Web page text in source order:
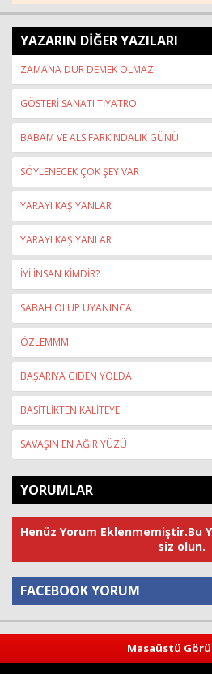
YAZARIN DİĞER YAZILARI
ZAMANA DUR DEMEK OLMAZ
GÖSTERİ SANATI TİYATRO
BABAM VE ALS FARKINDALIK GÜNÜ
SÖYLENECEK ÇOK ŞEY VAR
YARAYI KAŞIYANLAR
YARAYI KAŞIYANLAR
İYİ İNSAN KİMDİR?
SABAH OLUP UYANINCA
ÖZLEMMM
BAŞARIYA GİDEN YOLDA
BASİTLİKTEN KALİTEYE
SAVAŞIN EN AĞIR YÜZÜ
YORUMLAR
Henüz Yorum Eklenmemiştir.Bu
siz olun.
FACEBOOK YORUM
Masaüstü